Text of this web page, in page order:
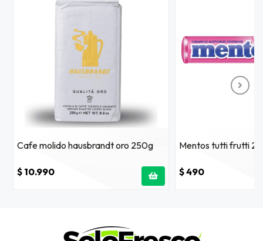
Cafe molido hausbrandt oro 250g
$ 10.990
Mentos tutti frutti
$ 490